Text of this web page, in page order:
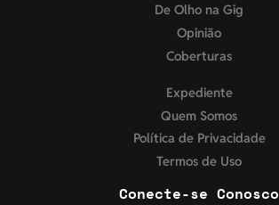
De Olho na Gig
Opinião
Coberturas
Expediente
Quem Somos
Política de Privacidade
Termos de Uso
Conecte-se Conosco